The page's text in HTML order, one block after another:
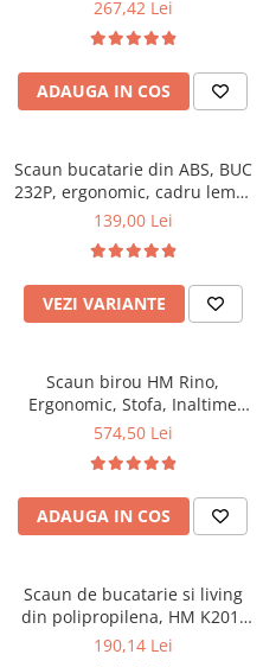
Top saltele
Top saltele 5 cm
Top saltele 10 cm
Top saltele memory 5 cm
Saltele ieftine
Saltele cu plasa de arcuri
Scaune pentru vizitatori
Mobilier bucatarie
Scaune pentru bucatarie
Mobila bucatarie
Seturi mese si scaune bucatarie
Mobilier hol
Mobila hol
Suporturi si rafturi pantofi
Pantofare
Seturi mobilier hol
Stender haine
Suport pentru umerase
Etajere
Cuiere
Mese gradinita
Scaune gradinita
267,42 Lei
ADAUGA IN COS
Scaun bucatarie din ABS, BUC
232P, ergonomic, cadru lemn,
100 kg
139,00 Lei
VEZI VARIANTE
Scaun birou HM Rino,
Ergonomic, Stofa, Inaltime
reglabila, Mecanism
cm, Gri
574,50 Lei
ADAUGA IN COS
Scaun de bucatarie si living
din polipropilena, HM K201,
ergonomic, baza lemn masiv,
190,14 Lei